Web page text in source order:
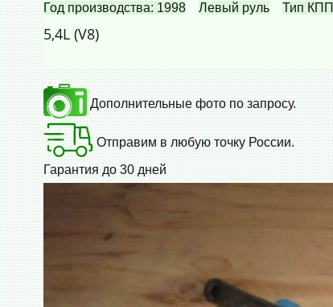
Год производства: 1998 Левый руль Тип
5,4L (V8)
Дополнительные фото по запросу.
Отправим в любую точку России.
Гарантия до 30 дней